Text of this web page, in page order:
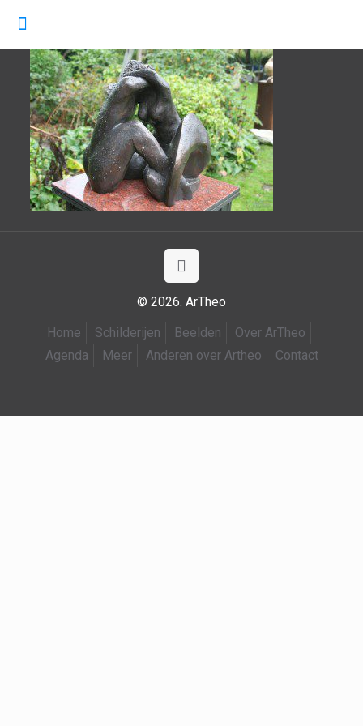
© 2026. ArTheo
Home
Schilderijen Beelden
Over ArTheo
Agenda
Meer Anderen over Artheo Contact